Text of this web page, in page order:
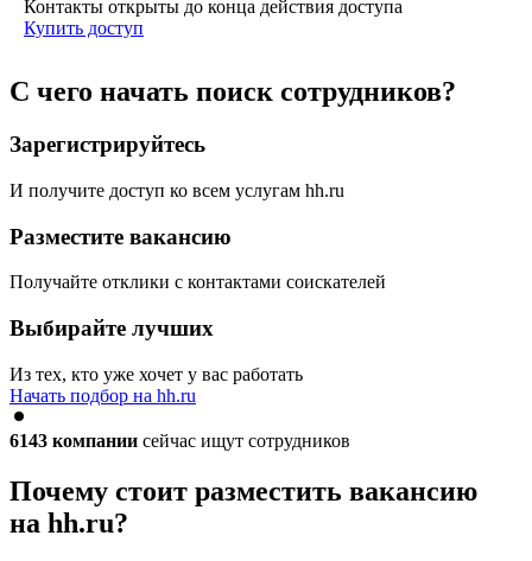
Контакты открыты до конца действия доступа
Купить доступ
С чего начать поиск сотрудников?
Зарегистрируйтесь
И получите доступ ко всем услугам hh.ru
Разместите вакансию
Получайте отклики с контактами соискателей
Выбирайте лучших
Из тех, кто уже хочет у вас работать
Начать подбор на hh.ru
6143 компании сейчас ищут сотрудников
Почему стоит разместить вакансию
на hh.ru?